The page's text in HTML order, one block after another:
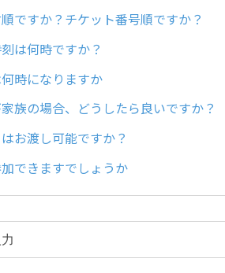
ですか？チケット番号順ですか？
は何時ですか？
時になりますか
族の場合、どうしたら良いですか？
お渡し可能ですか？
できますでしょうか